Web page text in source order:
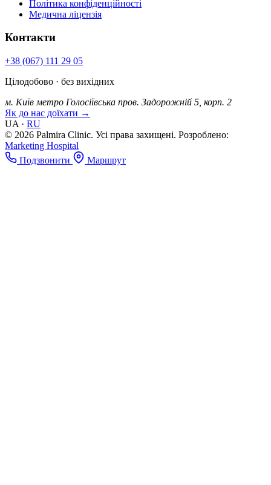
Політика конфіденційності
Медична ліцензія
Контакти
+38 (067) 111 29 05
Цілодобово · без вихідних
м. Київ метро Голосіївська пров. Задорожній 5, корп. 2
Як до нас доїхати →
UA · RU
© 2026 Palmira Clinic. Усі права захищені. Розроблено:
Marketing Hospital
Подзвонити
Маршрут